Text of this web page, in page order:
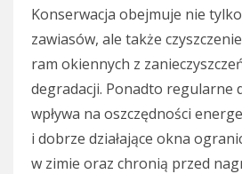
Konserwacja obejmuje nie
zawiasów, ale także
ram okiennych z
degradacji. Ponadto regularne
wpływa na oszczędności
i dobrze działające okna
w zimie oraz chronią przed